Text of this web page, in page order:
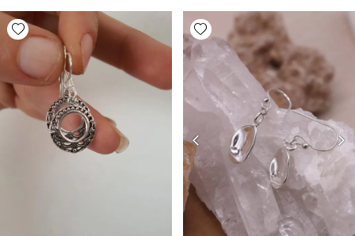
Add wishlist